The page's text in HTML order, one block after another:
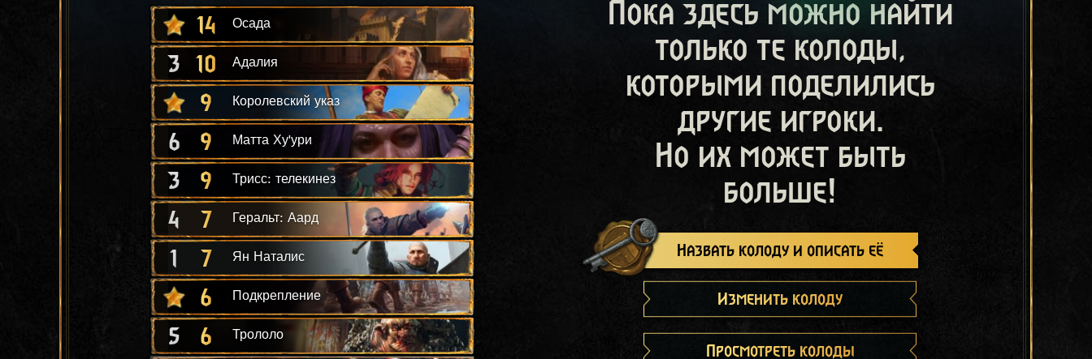
14 Осада
3 10 Адалия
9 Королевский указ
6 9 Матта Ху'ури
3 9 Трисс: телекинез
4 7 Геральт: Аард
1 7 Ян Наталис
6 Подкрепление
5 6 Трололо
Пока здесь можно найти
только те колоды,
которыми поделились
другие игроки.
Но их может быть
больше!
Назвать колоду и описать её
Изменить колоду
Просмотреть колоды